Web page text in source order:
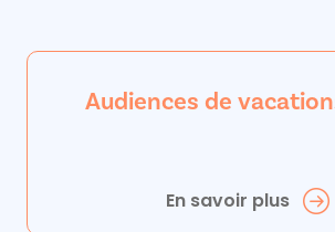
Audiences de
En savoir plus